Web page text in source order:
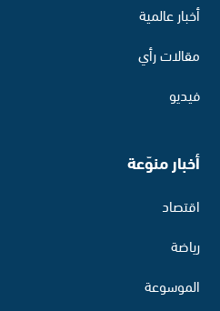
أخبار عالمية
مقالات رأي
فيديو
أخبار منوّعة
اقتصاد
رياضة
الموسوعة